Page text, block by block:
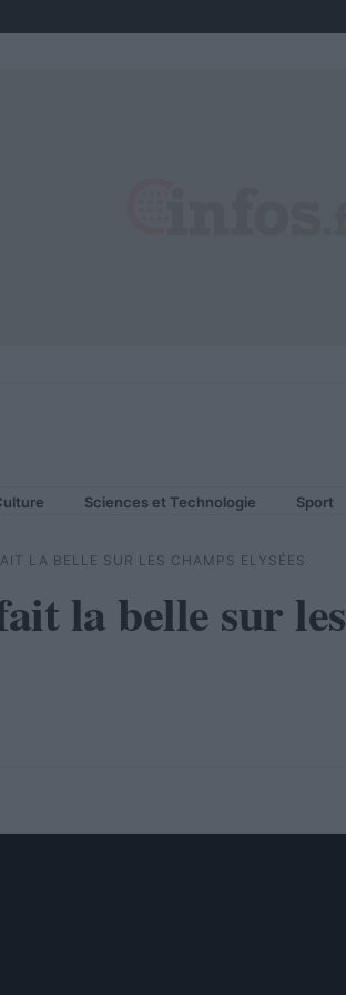
Sciences et Technologie Sport
LA BELLE SUR LES CHAMPS ELYSÉES
la belle sur les